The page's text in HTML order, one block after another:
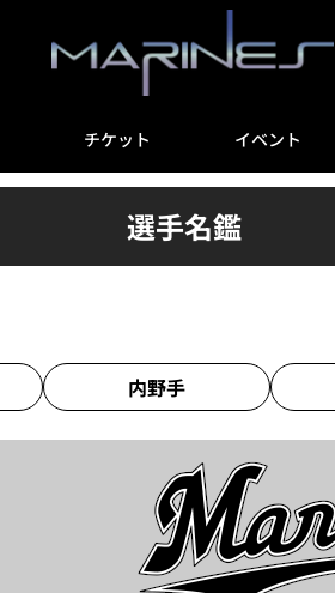
チケット イベント
選手名鑑
内野手